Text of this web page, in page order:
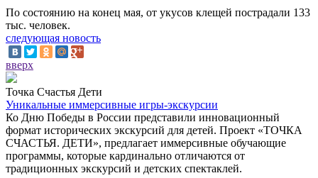
По состоянию на конец мая, от укусов клещей пострадали 133
тыс. человек.
следующая новость
вверх
Точка Счастья Дети
Уникальные иммерсивные игры-экскурсии
Ко Дню Победы в России представили инновационный
формат исторических экскурсий для детей. Проект «ТОЧКА
СЧАСТЬЯ. ДЕТИ», предлагает иммерсивные обучающие
программы, которые кардинально отличаются от
традиционных экскурсий и детских спектаклей.